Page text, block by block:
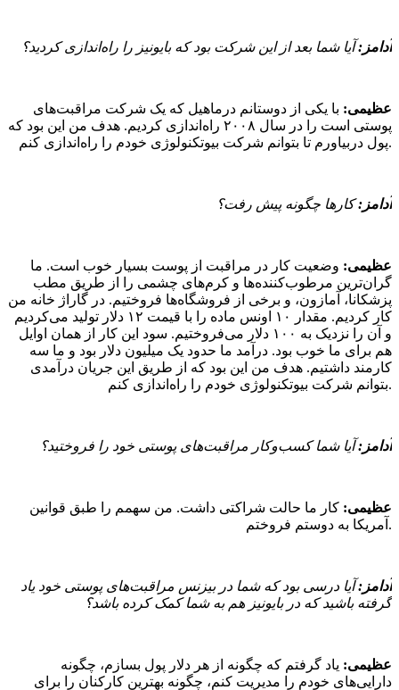
آدامز:آیا شما بعد از این شرکت بود که بایونیز را راه‌اندازی کردید؟
عظیمی: با یکی از دوستانم درماهیل که یک شرکت مراقبت‌های
پوستی است را در سال ۲۰۰۸ راه‌اندازی کردیم. هدف من این بود که
پول دربیاورم تا بتوانم شرکت بیوتکنولوژی خودم را راه‌اندازی کنم.
آدامز:کارها چگونه پیش رفت؟
عظیمی: وضعیت کار در مراقبت از پوست بسیار خوب است. ما
گران‌ترین مرطوب‌کننده‌ها و کرم‌های چشمی را از طریق مطب‌
پزشکانا، آمازون، و برخی از فروشگاه‌ها فروختیم. در گاراژ خانه من
کار کردیم. مقدار ۱۰ اونس ماده را با قیمت ۱۲ دلار تولید می‌کردیم
و آن را نزدیک به ۱۰۰ دلار می‌فروختیم. سود این کار از همان اوایل
هم برای ما خوب بود. درآمد ما حدود یک میلیون دلار بود و ما سه
کارمند داشتیم. هدف من این بود که از طریق این جریان درآمدی
بتوانم شرکت بیوتکنولوژی خودم را راه‌اندازی کنم.
آدامز:آیا شما کسب‌وکار مراقبت‌های پوستی خود را فروختید؟
عظیمی: کار ما حالت شراکتی داشت. من سهمم را طبق قوانین
آمریکا به دوستم فروختم.
آدامز:آیا درسی بود که شما در بیزنس مراقبت‌های پوستی خود یاد
گرفته باشید که در بایونیز هم به شما کمک کرده باشد؟
عظیمی: یاد گرفتم که چگونه از هر دلار پول بسازم، چگونه
دارایی‌های خودم را مدیریت کنم، چگونه بهترین کارکنان را برای